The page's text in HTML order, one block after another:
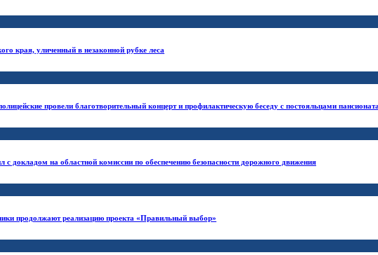
края, уличенный в незаконной рубке леса
провели благотворительный концерт и профилактическую беседу с постояльцами
докладом на областной комиссии по обеспечению безопасности дорожного движения
продолжают реализацию проекта «Правильный выбор»